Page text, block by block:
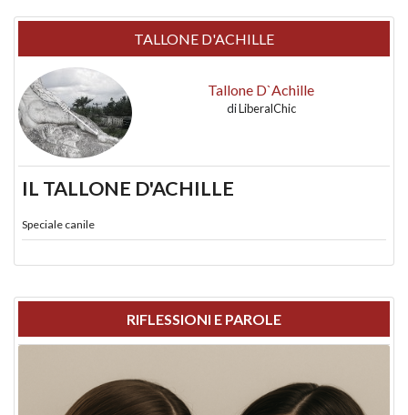
TALLONE D'ACHILLE
Tallone D`Achille
diLiberalChic
IL TALLONE D'ACHILLE
Speciale canile
RIFLESSIONI E PAROLE